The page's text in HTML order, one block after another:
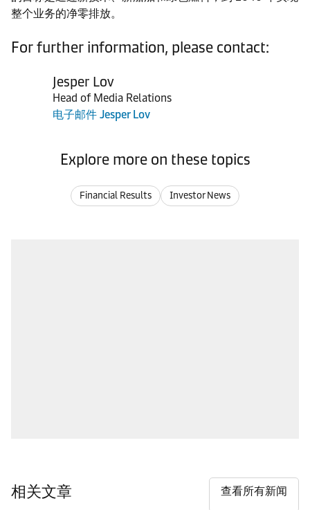
整个业务的净零排放。
For further information, please contact:
Jesper Lov
Head of Media Relations
电子邮件 Jesper Lov
Explore more on these topics
Financial Results Investor News
相关文章 查看所有新闻